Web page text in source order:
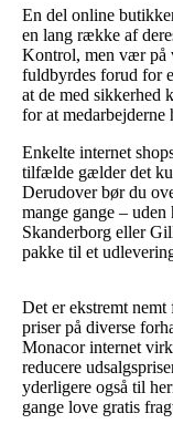
En del online
en lang række af
Kontrol, men vær på
fuldbyrdes forud for
at de med sikkerhed
for at medarbejderne
Enkelte internet
tilfælde gælder det
Derudover bør du
mange gange –
Skanderborg eller
pakke til et
Det er ekstremt
priser på diverse
Monacor internet
reducere
yderligere også til
gange love gratis